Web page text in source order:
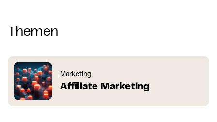
Themen
Marketing
Affiliate Marketing